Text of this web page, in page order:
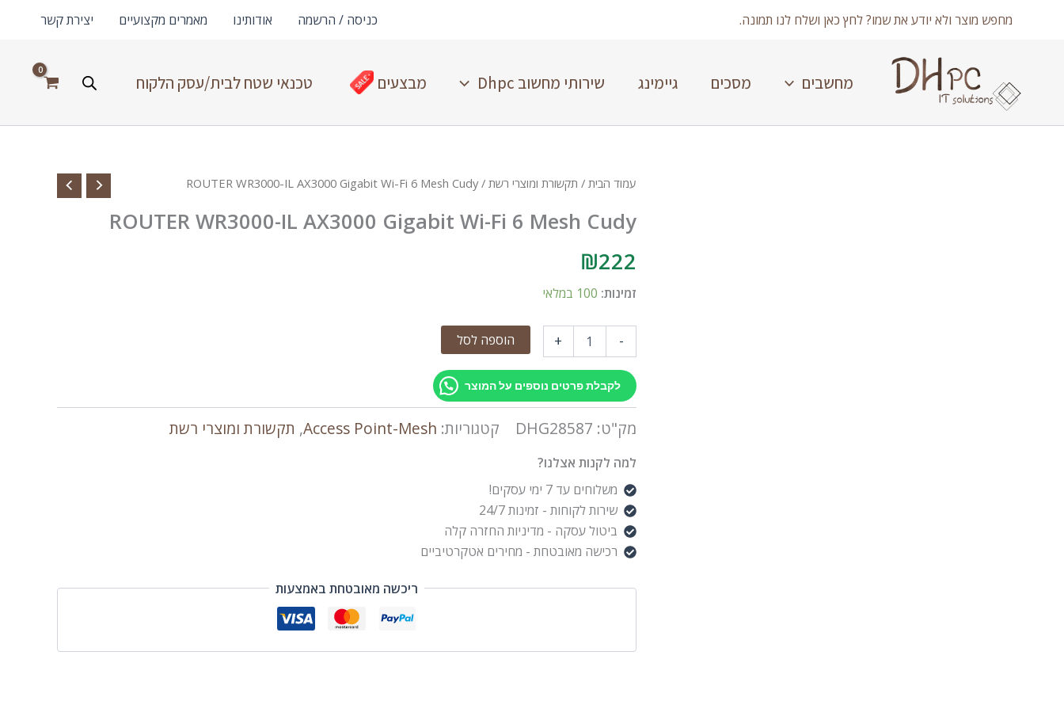
מחפש מוצר ולא יודע את שמו? לחץ כאן ושלח לנו תמונה. כניסה / הרשמה אודותינו מאמרים מקצועיים יצירת קשר
מחשבים מסכים גיימינג שירותי מחשוב Dhpc מבצעים טכנאי שטח לבית/עסק הלקוח
עמוד הבית / תקשורת ומוצרי רשת / ROUTER WR3000-IL AX3000 Gigabit Wi-Fi 6 Mesh Cudy
ROUTER WR3000-IL AX3000 Gigabit Wi-Fi 6 Mesh Cudy
₪222
זמינות: 100 במלאי
-
+ הוספה לסל
לקבלת פרטים נוספים על המוצר
מק"ט: DHG28587 קטגוריות: Access Point-Mesh
, תקשורת ומוצרי רשת
למה לקנות אצלנו?
משלוחים עד 7 ימי עסקים!
שירות לקוחות - זמינות 24/7
ביטול עסקה - מדיניות החזרה קלה
רכישה מאובטחת - מחירים אטקרטיביים
ריכשה מאובטחת באמצעות